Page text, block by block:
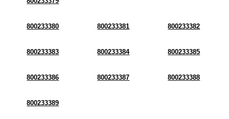
800233380 800233381 800233382
800233383 800233384 800233385
800233386 800233387 800233388
800233389